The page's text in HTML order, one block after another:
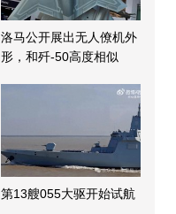
洛马公开展出无人僚机外
形，和歼-50高度相似
第13艘055大驱开始试航